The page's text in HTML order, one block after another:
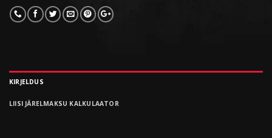
KIRJELDUS
LIISI JÄRELMAKSU KALKULAATOR